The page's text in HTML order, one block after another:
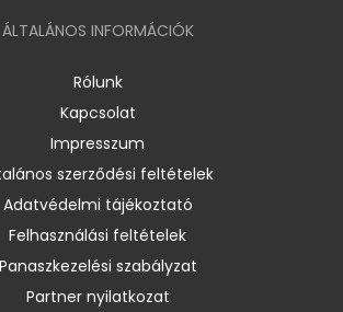
ÁLTALÁNOS INFORMÁCIÓK
Rólunk
Kapcsolat
Impresszum
szerződési feltételek
Adatvédelmi tájékoztató
Felhasználási feltételek
Panaszkezelési szabályzat
Partner nyilatkozat